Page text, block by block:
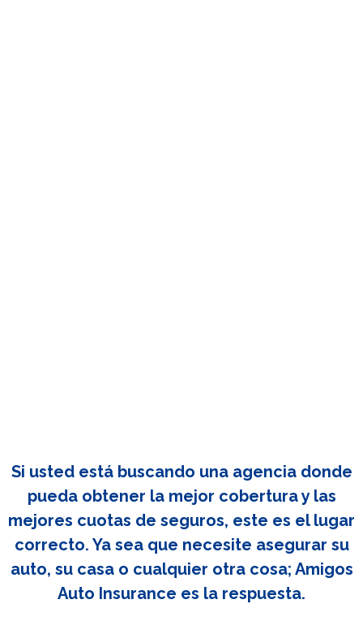
Si usted está buscando una agencia donde
pueda obtener la mejor cobertura y las
mejores cuotas de seguros, este es el lugar
correcto. Ya sea que necesite asegurar su
auto, su casa o cualquier otra cosa; Amigos
Auto Insurance es la respuesta.